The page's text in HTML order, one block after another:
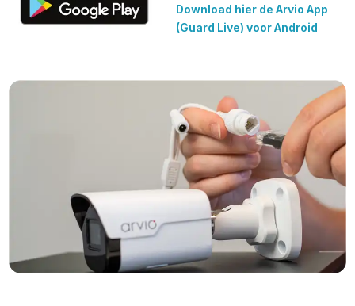
Download hier de Arvio App
(Guard Live) voor Android